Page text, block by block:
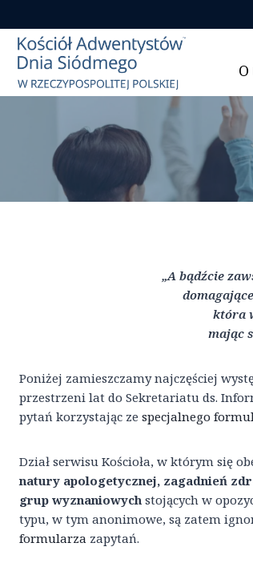
do
treści
„A bądźcie
która
mając
Poniżej zamieszczamy najczęściej
przestrzeni lat do Sekretariatu ds.
pytań korzystając ze specjalnego
Dział serwisu Kościoła, w którym się
natury apologetycznej, zagadnień
grup wyznaniowych stojących w
typu, w tym anonimowe, są zatem
formularza zapytań.